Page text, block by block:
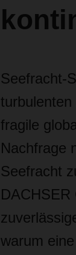
Seefracht-
fragile
Nachfrage
Seefracht
DACHSER
warum